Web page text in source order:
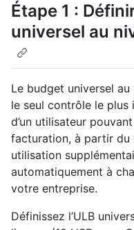
Étape 1 :
universel au
Le budget universel au
le seul contrôle le
d’un utilisateur
facturation, à partir
utilisation
automatiquement à
votre entreprise.
Définissez l’ULB